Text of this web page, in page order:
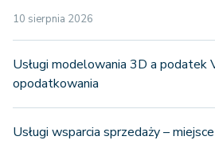
10 sierpnia 2026
Usługi modelowania 3D a podatek
opodatkowania
Usługi wsparcia sprzedaży –